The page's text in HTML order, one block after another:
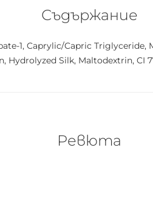
Съдържание
1, Caprylic/Capric
Silk, Maltodextrin, CI
Ревюта